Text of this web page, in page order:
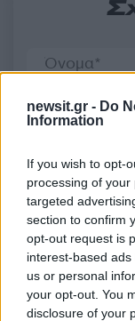
newsit.gr - Do
Information
If you wish to opt-
processing of
targeted
section to confirm
opt-out request is
interest-based
us or personal
your opt-out. You
disclosure of your
Όροι Χρήσης. Το site
Πολιτική Απορρήτου